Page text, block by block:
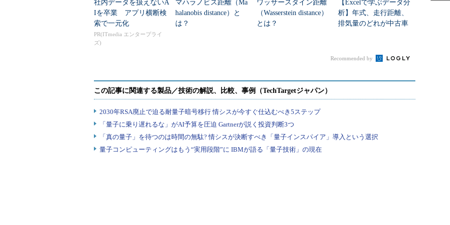
社内データを扱えないA
Iを卒業 アプリ横断検
索で一元化
PR(ITmedia エンタープライ
ズ)
マハラノビス距離（Ma
halanobis distance）と
は？
ワッサースタイン距離
（Wasserstein distance）
とは？
【Excelで学ぶデータ分
析】年式、走行距離、
排気量のどれが中古車
の有効性を検定...
Recommended by